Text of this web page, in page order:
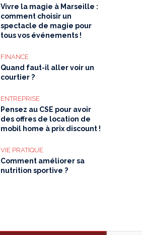
Vivre la magie à Marseille :
comment choisir un
spectacle de magie pour
tous vos événements !
FINANCE
Quand faut-il aller voir un
courtier ?
ENTREPRISE
Pensez au CSE pour avoir
des offres de location de
mobil home à prix discount !
VIE PRATIQUE
Comment améliorer sa
nutrition sportive ?